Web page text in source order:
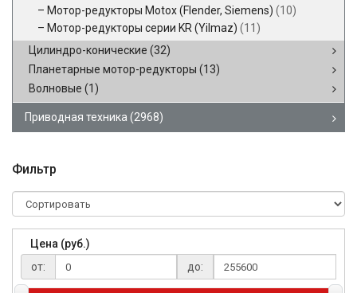
Мотор-редукторы Motox (Flender, Siemens) (10)
Мотор-редукторы серии KR (Yilmaz) (11)
Цилиндро-конические (32)
Планетарные мотор-редукторы (13)
Волновые (1)
Приводная техника (2968)
Фильтр
Цена (руб.)
от:
до: